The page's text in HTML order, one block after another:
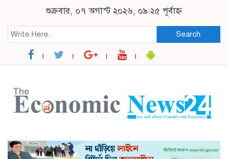
শুক্রবার, ০৭ অগাস্ট ২০২৬, ০৯:২৫ পূর্বাহ্ন
Search